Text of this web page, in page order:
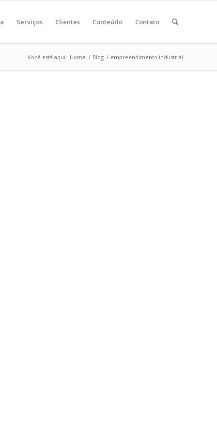
Serviços Clientes Conteúdo Contato
Você está aqui: Home / Blog / empreendimento industrial